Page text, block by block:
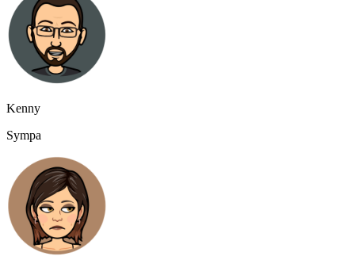
Kenny
Sympa